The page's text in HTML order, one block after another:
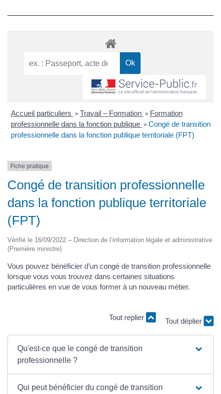
Accueil particuliers > Travail – Formation > Formation
professionnelle dans la fonction publique > Congé de transition
professionnelle dans la fonction publique territoriale (FPT)
Fiche pratique
Congé de transition professionnelle
dans la fonction publique territoriale
(FPT)
Vérifié le 16/09/2022 – Direction de l’information légale et administrative
(Première ministre)
Vous pouvez bénéficier d’un congé de transition professionnelle
lorsque vous vous trouvez dans certaines situations
particulières en vue de vous former à un nouveau métier.
Tout replier
Tout déplier
Qu'est-ce que le congé de transition
professionnelle ?
Qui peut bénéficier du congé de transition